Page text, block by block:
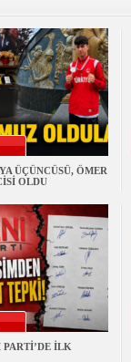
ÜÇÜNCÜSÜ, ÖMER
OLDU
İLK